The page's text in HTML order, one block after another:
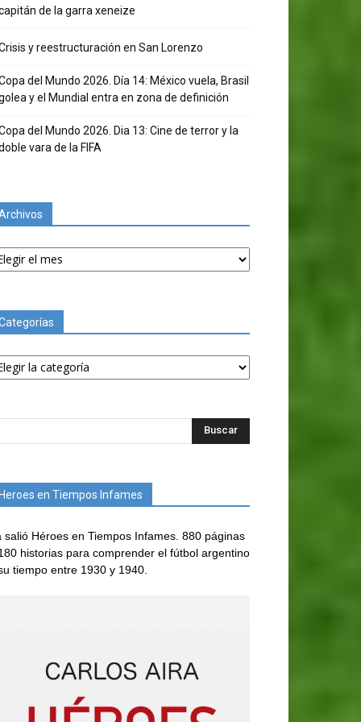
de la garra xeneize
y reestructuración en San Lorenzo
del Mundo 2026. Día 14: México vuela, Brasil
y el Mundial entra en zona de definición
del Mundo 2026. Dia 13: Cine de terror y la
vara de la FIFA
Heroes en Tiempos Infames
salió Héroes en Tiempos Infames. 880 páginas
historias para comprender el fútbol argentino
tiempo entre 1930 y 1940.